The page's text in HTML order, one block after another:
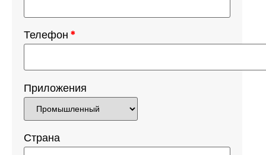
Телефон *
Приложения
Страна